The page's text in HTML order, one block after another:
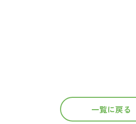
一覧に戻る